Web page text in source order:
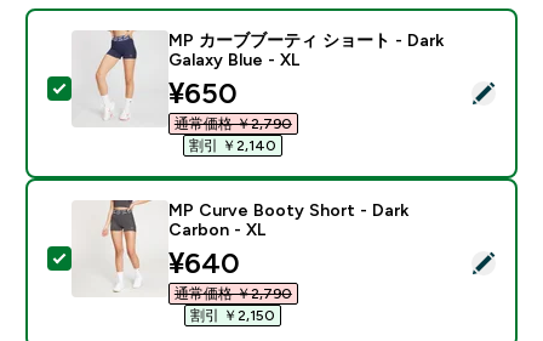
この商品を選択 - MP カーブブーティ ショート - Dark
MP カーブブーティ ショート - Dark
Galaxy Blue - XL
discounted price
¥650‎
通常価格 ￥2,790‎
割引 ￥2,140‎
この商品を選択 - MP Curve Booty Short - Dark
MP Curve Booty Short - Dark
Carbon - XL
discounted price
¥640‎
通常価格 ￥2,790‎
割引 ￥2,150‎